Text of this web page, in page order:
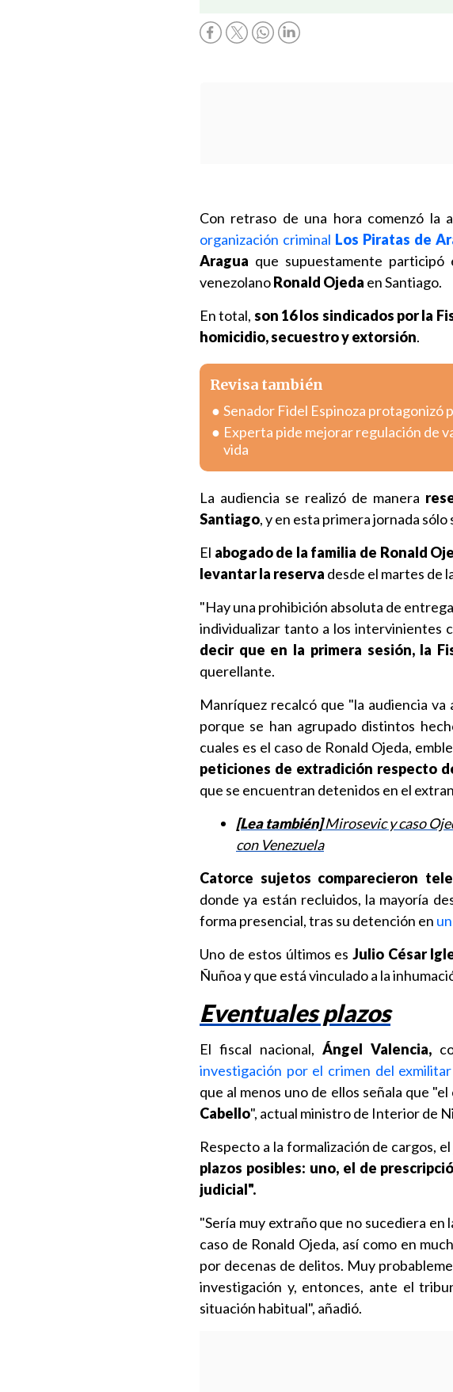
Con retraso de una hora comenzó la
organización criminal Los Piratas de
Aragua que supuestamente
venezolanoRonald Ojeda en Santiago.
En total, son 16 los sindicados por la
homicidio, secuestro y extorsión.
Revisa también
Senador Fidel Espinoza
Experta pide mejorar regulación de
vida
La audiencia se realizó de manera
Santiago, y en esta primera jornada
El abogado de la familia de Ronald
levantar la reserva desde el martes de
"Hay una prohibición absoluta de
individualizar tanto a los intervinientes
decir que en la primera sesión, la
querellante.
Manríquez recalcó que "la audiencia
porque se han agrupado distintos
cuales es el caso de Ronald Ojeda,
peticiones de extradición respecto
que se encuentran detenidos en el
[Lea también]Mirosevic y caso
con Venezuela
Catorce sujetos comparecieron
donde ya están recluidos, la mayoría
forma presencial, tras su detención en
Uno de estos últimos es Julio César
Ñuñoa y que está vinculado a la
Eventuales plazos
El fiscal nacional, Ángel Valencia,
investigación por el crimen del
que al menos uno de ellos señala que
Cabello", actual ministro de Interior de
Respecto a la formalización de cargos,
plazos posibles: uno, el de
judicial".
"Sería muy extraño que no sucediera
caso de Ronald Ojeda, así como en
por decenas de delitos. Muy
investigación y, entonces, ante el
situación habitual", añadió.